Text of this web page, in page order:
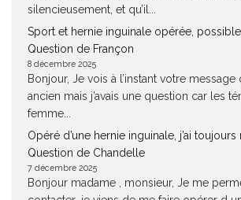
silencieusement, et qu’il...
Sport et hernie inguinale opérée,
Question de Françon
8 décembre 2025
Bonjour, Je vois à l’instant votre
ancien mais j’avais une question car les
femme...
Opéré d’une hernie inguinale, j’ai toujours
Question de Chandelle
7 décembre 2025
Bonjour madame , monsieur, Je me